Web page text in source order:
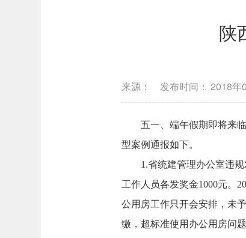
陕
来源： 发布时间： 2018年
五一、端午假期即将来
型案例通报如下。
1.省统建管理办公室违
工作人员各发奖金1000元。
公用房工作只开会安排，未
缴，超标准使用办公用房问题